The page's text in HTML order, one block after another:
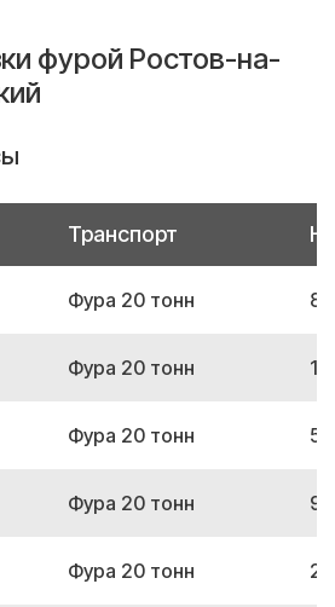
фурой Ростов-на-
Транспорт
Фура 20 тонн
Фура 20 тонн
Фура 20 тонн
Фура 20 тонн
Фура 20 тонн